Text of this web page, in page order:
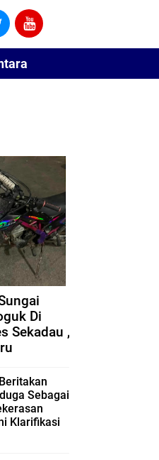
Di
Sekadau ,
Sebagai
Klarifikasi